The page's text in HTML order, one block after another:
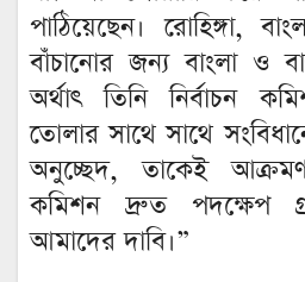
পাঠিয়েছেন। রোহিঙ্গা,
বাঁচানোর জন্য বাংলা ও
অর্থাৎ তিনি নির্বাচন
তোলার সাথে সাথে
অনুচ্ছেদ, তাকেই আক্রমণ
কমিশন দ্রুত পদক্ষেপ
আমাদের দাবি।”